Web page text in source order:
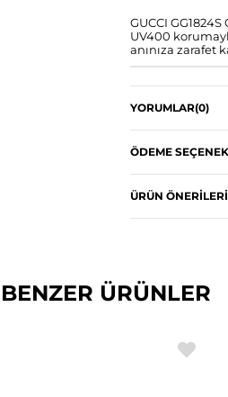
GUCCI
UV400
anınıza zarafet
YORUMLAR(0)
ÖDEME
ÜRÜN ÖNERILERI
BENZER ÜRÜNLER